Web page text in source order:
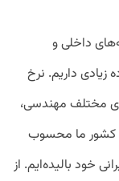
داخلی و
زیادی داریم. نرخ
مختلف مهندسی،
کشور ما محسوب
خود بالیده‌ایم. از